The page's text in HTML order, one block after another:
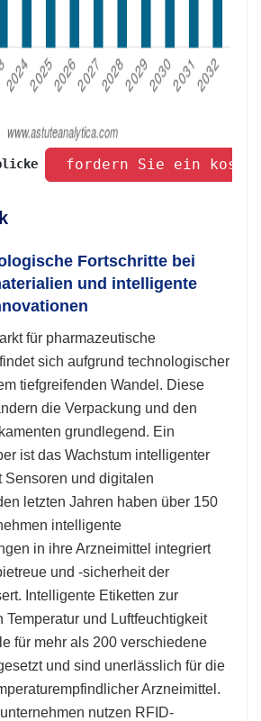
fordern Sie ein
Fortschritte bei
und intelligente
für pharmazeutische
sich aufgrund technologischer
tiefgreifenden Wandel. Diese
die Verpackung und den
grundlegend. Ein
ist das Wachstum intelligenter
Sensoren und digitalen
letzten Jahren haben über 150
intelligente
in ihre Arzneimittel integriert
und -sicherheit der
Intelligente Etiketten zur
Temperatur und Luftfeuchtigkeit
für mehr als 200 verschiedene
und sind unerlässlich für die
Arzneimittel.
nutzen RFID-